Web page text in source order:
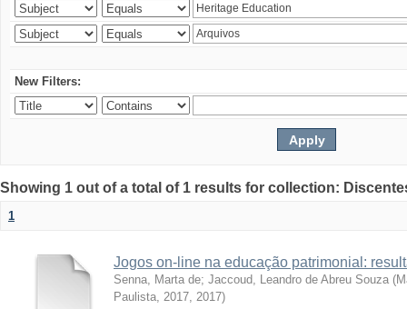
New Filters:
Showing 1 out of a total of 1 results for collection:
1
Jogos on-line na educação patrimonial:
Senna, Marta de; Jaccoud, Leandro de Abreu Souza (
Paulista, 2017, 2017)